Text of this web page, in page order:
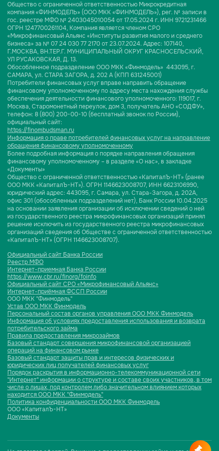
Общество с ограниченной ответственностью Микрокредитная
компания «ФИНМОДЕЛЬ» (ООО МКК «ФИНМОДЕЛЬ»), рег. № записи в
гос. реестре МФО № 2403045010054 от 17.05.2024 г. ИНН 9721231466
ОГРН 1247700261104, Компания является членом СРО
«Микрофинансовый Альянс «Институты развития малого и среднего
бизнеса» за № 07 24 030 77 2170 от 23.07.2024. Адрес: 107140,
Г.МОСКВА, ВН.ТЕР.Г. МУНИЦИПАЛЬНЫЙ ОКРУГ КРАСНОСЕЛЬСКИЙ,
УЛ РУСАКОВСКАЯ, Д. 13.
Обособленное подразделение ООО МКК «Финмодель» 443095, г.
САМАРА, ул. СТАРА ЗАГОРА, д. 202 А (КПП 631245001)
Потребители финансовых услуг вправе направить обращение
финансовому уполномоченному по адресу места нахождения службы
обеспечения деятельности финансового уполномоченного: 119017, г.
Москва, Старомонетный переулок, дом 3, получатель АНО «СОДФУ»,
телефон: 8 (800) 200-00-10 (бесплатный звонок по России),
официальный сайт:
https://finombudsman.ru
Информация о праве потребителей финансовых услуг на направление
обращения финансовому уполномоченному
Более подробная информация о порядке направления обращения
финансовому уполномоченному – в разделе «О нас», в закладке
«Документы»
Общество с ограниченной ответственностью «КапиталЪ-НТ» (ранее
ООО МКК «КапиталЪ-НТ»). ОГРН 1146623008707, ИНН 6623106990,
юридический адрес: 443095, г. Самара, ул. Стара-Загора, д. 202А,
офис 301 (обособленных подразделений нет), Банк России 10.04.2025
на основании заявления организации об исключении сведений о ней
из государственного реестра микрофинансовых организаций принял
решение исключить из государственного реестра микрофинансовых
организаций сведения об Обществе с ограниченной ответственностью
«КапиталЪ-НТ» (ОГРН 1146623008707).
Официальный сайт Банка России
Реестр МФО
Интернет-приемная Банка России
https://www.cbr.ru/finorg/foinfo
Официальный сайт СРО «Микрофинансовый Альянс»
Интернет-приёмная ФССП России
ООО МКК "Финмодель"
Устав ООО МКК Финмодель
Персональный состав органов управления ООО МКК Финмодель
Информация об условиях предоставления использования и возврата
потребительского займа
Правила предоставления микрозаймов
Базовый стандарт совершения микрофинансовой организацией
операций на финансовом рынке
Базовый стандарт защиты прав и интересов физических и
юридических лиц получателей финансовых услуг
Порядок раскрытия в информационно-телекоммуникационной сети
"Интернет" информации о структуре и составе своих участников, в том
числе о лицах, под контролем либо значительном влиянием которых
находится ООО МКК "Финмодель"
Политика конфиденциальности ООО МКК Финмодель
ООО «КапиталЪ-НТ»
Документы